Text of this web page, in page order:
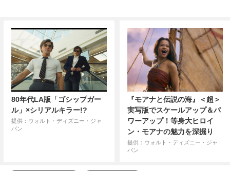
80年代LA版「ゴシップガー
ル」×シリアルキラー!?
提供：ウォルト・ディズニー・ジャ
パン
『モアナと伝説の海』＜超＞
実写版でスケールアップ＆パ
ワーアップ！等身大ヒロイ
ン・モアナの魅力を深掘り
提供：ウォルト・ディズニー・ジャ
パン